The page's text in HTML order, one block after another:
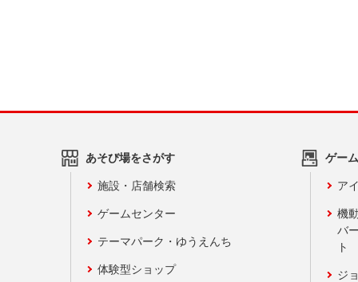
あそび場をさがす
施設・店舗検索
ゲームセンター
テーマパーク・ゆうえんち
体験型ショップ
ゲー
ア
機
バ
ト
ジ